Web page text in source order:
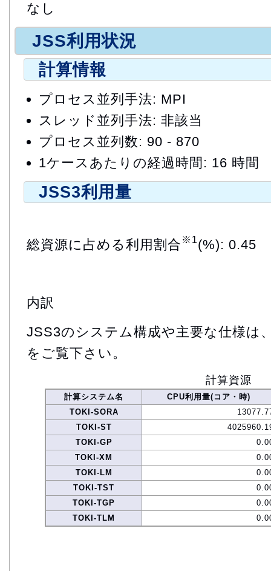
なし
JSS利用状況
計算情報
プロセス並列手法: MPI
スレッド並列手法: 非該当
プロセス並列数: 90 - 870
1ケースあたりの経過時間: 16 時間
JSS3利用量
総資源に占める利用割合 ※1(%): 0.45
内訳
JSS3のシステム構成や主要な仕様は
をご覧下さい。
計算資源
計算システム名
CPU利用量(コア・時)
TOKI-SORA
TOKI-ST
TOKI-GP
TOKI-XM
TOKI-LM
TOKI-TST
TOKI-TGP
TOKI-TLM